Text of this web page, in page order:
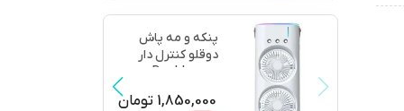
پنکه و مه پاش
دوقلو کنترل دار
مدل Double
1,850,000 تومان